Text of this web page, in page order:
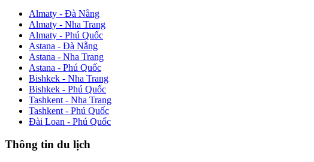
Almaty - Đà Nẵng
Almaty - Nha Trang
Almaty - Phú Quốc
Astana - Đà Nẵng
Astana - Nha Trang
Astana - Phú Quốc
Bishkek - Nha Trang
Bishkek - Phú Quốc
Tashkent - Nha Trang
Tashkent - Phú Quốc
Đài Loan - Phú Quốc
Thông tin du lịch